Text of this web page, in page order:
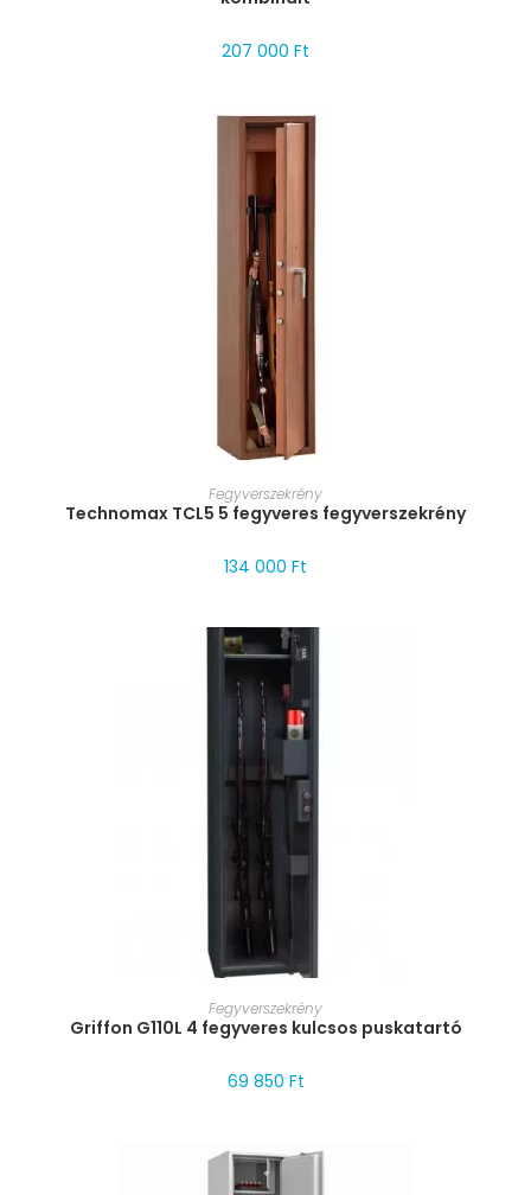
207 000 Ft
MÉRET VÁLASZTÁSA
Fegyverszekrény
Technomax TCL5 5 fegyveres fegyverszekrény
134 000 Ft
MÉRET VÁLASZTÁSA
Fegyverszekrény
Griffon G110L 4 fegyveres kulcsos puskatartó
69 850 Ft